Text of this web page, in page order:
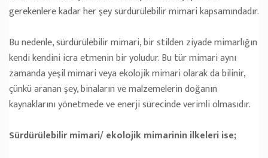
gerekenlere kadar her şey sürdürülebilir mimari kapsamındadır.
Bu nedenle, sürdürülebilir mimari, bir stilden ziyade mimarlığın
kendi kendini icra etmenin bir yoludur. Bu tür mimari aynı
zamanda yeşil mimari veya ekolojik mimari olarak da bilinir,
çünkü aranan şey, binaların ve malzemelerin doğanın
kaynaklarını yönetmede ve enerji sürecinde verimli olmasıdır.
Sürdürülebilir mimari/ ekolojik mimarinin ilkeleri ise;